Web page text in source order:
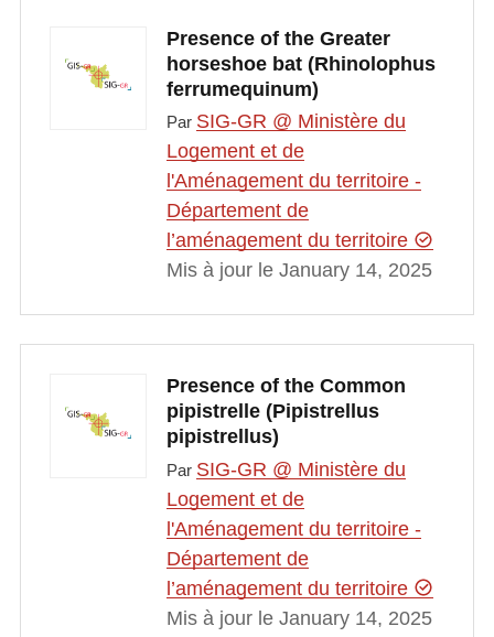
Presence of the Greater
horseshoe bat (Rhinolophus
ferrumequinum)
Par SIG-GR @ Ministère du
Logement et de
l'Aménagement du territoire -
Département de
l’aménagement du territoire
Mis à jour le January 14, 2025
Presence of the Common
pipistrelle (Pipistrellus
pipistrellus)
Par SIG-GR @ Ministère du
Logement et de
l'Aménagement du territoire -
Département de
l’aménagement du territoire
Mis à jour le January 14, 2025